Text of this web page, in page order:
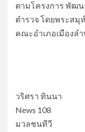
ตามโครงการ พัฒ
ตำรวจ โดยพระสมุ
คณะอำเภอเมืองล
วริศรา ทินนา
News 108
มวลชนทีวี